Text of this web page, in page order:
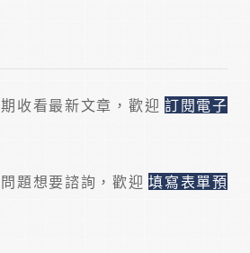
收看最新文章，歡迎 訂閱電子
題想要諮詢，歡迎填寫表單預